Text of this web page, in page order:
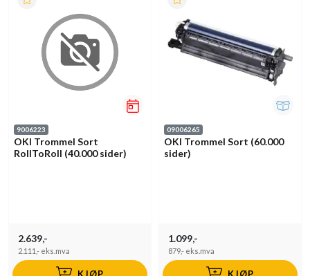
9006223
OKI Trommel Sort
RollToRoll (40.000 sider)
2.639,-
2.111,- eks.mva
09006265
OKI Trommel Sort (60.000
sider)
1.099,-
879,- eks.mva